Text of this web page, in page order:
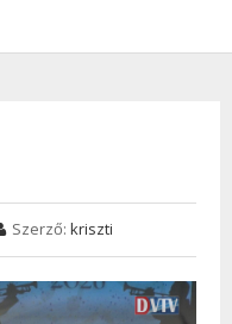
Szerző: kriszti